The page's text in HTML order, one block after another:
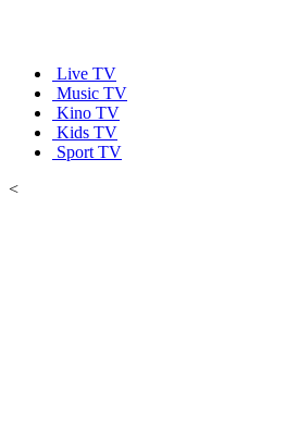
Live TV
Music TV
Kino TV
Kids TV
Sport TV
<